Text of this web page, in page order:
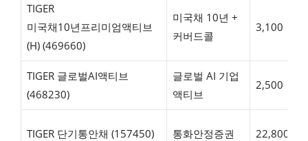
TIGER
미국채10년프리미엄액티브
(H) (469660)
미국채 10년 +
커버드콜
3,100
TIGER 글로벌AI액티브
(468230)
글로벌 AI 기업
액티브
2,500
TIGER 단기통안채 (157450) 통화안정증권 22,800